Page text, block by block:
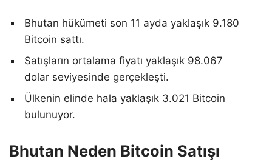
Bhutan hükümeti son 11 ayda yaklaşık 9.180
Bitcoin sattı.
Satışların ortalama fiyatı yaklaşık 98.067
dolar seviyesinde gerçekleşti.
Ülkenin elinde hala yaklaşık 3.021 Bitcoin
bulunuyor.
Bhutan Neden Bitcoin Satışı